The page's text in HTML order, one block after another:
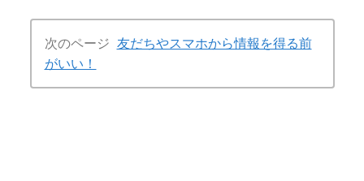
次のページ 友だちやスマホから情報を得る前
がいい！